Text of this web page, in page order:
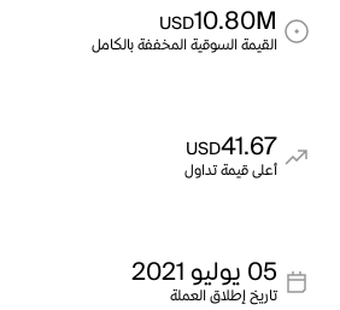
10.80M
USD
القيمة السوقية المخففة بالكامل
41.67
USD
أعلى قيمة تداول
05 يوليو 2021
تاريخ إطلاق العملة